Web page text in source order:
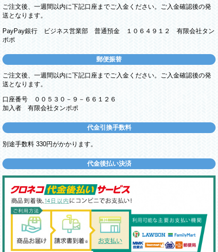
ご注文後、一週間以内に下記口座までご入金ください。ご入金確認後の発
送となります。
PayPay銀行 ビジネス営業部 普通預金 １０６４９１２ 有限会社タン
ポポ
郵便振替
ご注文後、一週間以内に下記口座までご入金ください。ご入金確認後の発
送となります。
口座番号 ００５３０－９－６６１２６
加入者 有限会社タンポポ
代金引換手数料
別途手数料 330円がかかります。
代金後払い決済